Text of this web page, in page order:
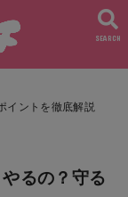
SEARCH
イントを徹底解説
るの？守る